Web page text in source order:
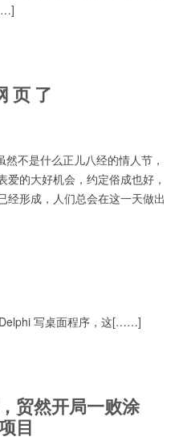
页 了
不是什么正儿八经的情人节，
的大好机会，约定俗成也好，
经形成，人们总会在这一天做出
写桌面程序，这[……]
贸然开局一败涂
目